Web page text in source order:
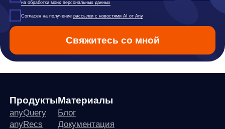
Юридический адрес:121 205, город Москва, тер Инновационного
Фактический адрес:улица Грузинский Вал, 7. Башня 2
Основной код по ОКВЭД — 62.01 Разработка компьютерного